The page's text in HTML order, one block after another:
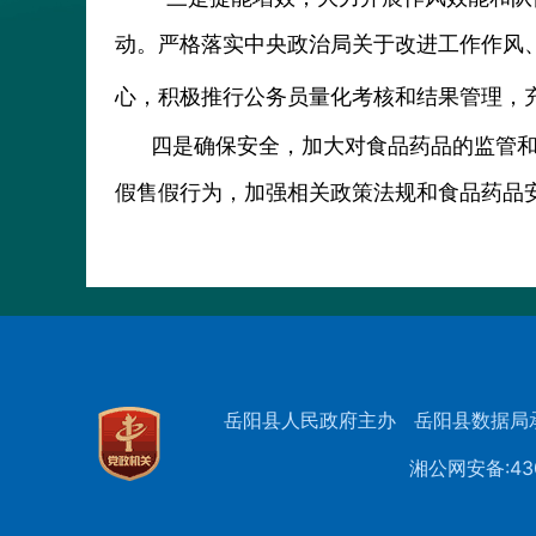
动。严格落实中央政治局关于改进工作作
心，积极推行公务员量化考核和结果管理，
四是确保安全，加大对食品药品的监管
假售假行为，加强相关政策法规和食品药
岳阳县人民政府主办
岳阳县数据局
湘公网安备